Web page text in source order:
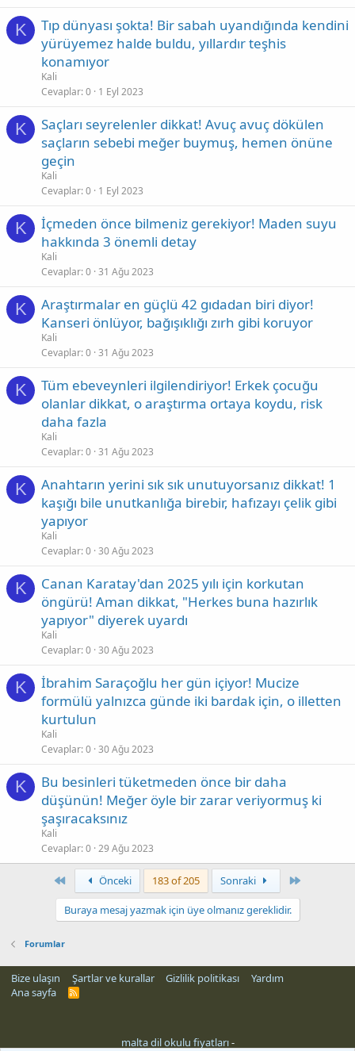
K
Tıp dünyası şokta! Bir sabah uyandığında kendini
yürüyemez halde buldu, yıllardır teşhis
konamıyor
Kali
Cevaplar 0 1 Eyl 2023
K
Saçları seyrelenler dikkat! Avuç avuç dökülen
saçların sebebi meğer buymuş, hemen önüne
geçin
Kali
Cevaplar 0 1 Eyl 2023
K
İçmeden önce bilmeniz gerekiyor! Maden suyu
hakkında 3 önemli detay
Kali
Cevaplar 0 31 Ağu 2023
K
Araştırmalar en güçlü 42 gıdadan biri diyor!
Kanseri önlüyor, bağışıklığı zırh gibi koruyor
Kali
Cevaplar 0 31 Ağu 2023
K
Tüm ebeveynleri ilgilendiriyor! Erkek çocuğu
olanlar dikkat, o araştırma ortaya koydu, risk
daha fazla
Kali
Cevaplar 0 31 Ağu 2023
K
Anahtarın yerini sık sık unutuyorsanız dikkat! 1
kaşığı bile unutkanlığa birebir, hafızayı çelik gibi
yapıyor
Kali
Cevaplar 0 30 Ağu 2023
K
Canan Karatay'dan 2025 yılı için korkutan
öngürü! Aman dikkat, "Herkes buna hazırlık
yapıyor" diyerek uyardı
Kali
Cevaplar 0 30 Ağu 2023
K
İbrahim Saraçoğlu her gün içiyor! Mucize
formülü yalnızca günde iki bardak için, o illetten
kurtulun
Kali
Cevaplar 0 30 Ağu 2023
K
Bu besinleri tüketmeden önce bir daha
düşünün! Meğer öyle bir zarar veriyormuş ki
şaşıracaksınız
Kali
Cevaplar 0 29 Ağu 2023
Önceki 183 of 205 Sonraki
Buraya mesaj yazmak için üye olmanız gereklidir.
Forumlar
Bize ulaşın Şartlar ve kurallar Gizlilik politikası
Yardım
Ana sayfa
R
malta dil okulu fiyatları-